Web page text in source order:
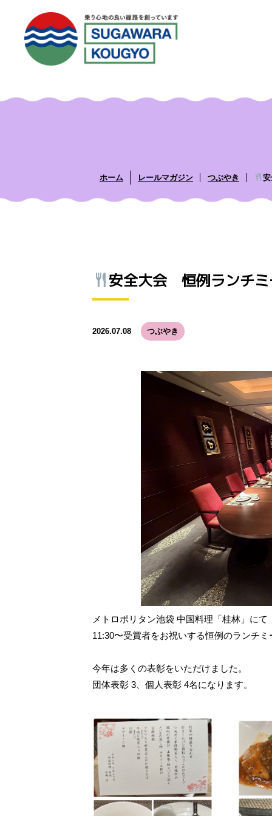
ホーム レールマガジン つぶやき
安全大会 恒例ランチミ
2026.07.08 つぶやき
メトロポリタン池袋 中国料理「桂林」にて
11:30〜受賞者をお祝いする恒例のランチ
今年は多くの表彰をいただけました。
団体表彰 3、個人表彰 4名になります。